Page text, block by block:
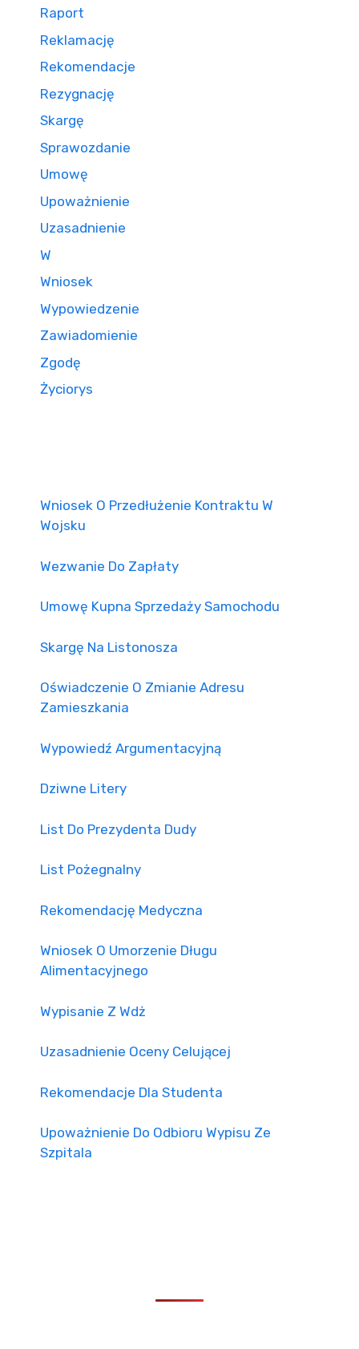
Raport
Reklamację
Rekomendacje
Rezygnację
Skargę
Sprawozdanie
Umowę
Upoważnienie
Uzasadnienie
W
Wniosek
Wypowiedzenie
Zawiadomienie
Zgodę
Życiorys
Wniosek O Przedłużenie Kontraktu W
Wojsku
Wezwanie Do Zapłaty
Umowę Kupna Sprzedaży Samochodu
Skargę Na Listonosza
Oświadczenie O Zmianie Adresu
Zamieszkania
Wypowiedź Argumentacyjną
Dziwne Litery
List Do Prezydenta Dudy
List Pożegnalny
Rekomendację Medyczna
Wniosek O Umorzenie Długu
Alimentacyjnego
Wypisanie Z Wdż
Uzasadnienie Oceny Celującej
Rekomendacje Dla Studenta
Upoważnienie Do Odbioru Wypisu Ze
Szpitala